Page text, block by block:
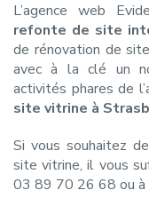
L’agence web
refonte de site
de rénovation de
avec à la clé un
activités phares de
site vitrine à
Si vous souhaitez
site vitrine, il vous
03 89 70 26 68 ou à